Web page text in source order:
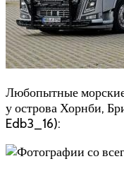
Любопытные
у острова Хорнби,
Edb3_16):